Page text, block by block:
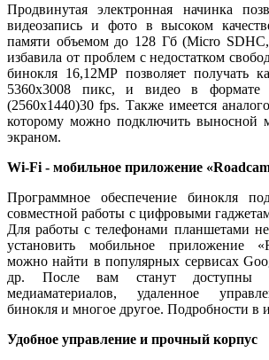
Продвинутая электронная начинка
видеозапись и фото в высоком
памяти объемом до 128 Гб (Micro
избавила от проблем с недостатком
бинокля 16,12МР позволяет получать
5360х3008 пикс, и видео в формате
(2560x1440)30 fps. Также имеется
которому можно подключить выносной
экраном.
Wi-Fi - мобильное приложение
Программное обеспечение бинокля
совместной работы с цифровыми
Для работы с телефонами планшетами
установить мобильное приложение
можно найти в популярных сервисах
др. После вам станут доступны
медиаматериалов, удаленное
бинокля и многое другое. Подробности в
Удобное управление и прочный корпус